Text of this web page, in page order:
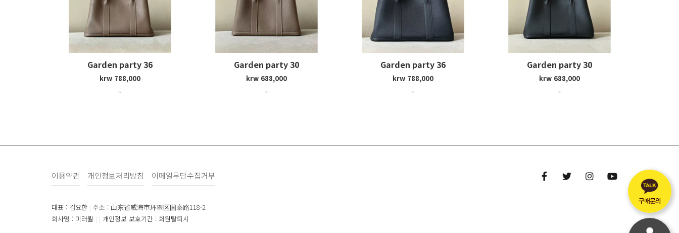
Garden party 36
krw 788,000
~
Garden party 30
krw 688,000
~
Garden party 36
krw 788,000
~
Garden party 30
krw 688,000
~
이용약관 개인정보처리방침 이메일무단수집거부
대표 : 김요한 | 주소 : 山东省威海市环翠区国泰路118-2
회사명 : 미러퀄 | | 개인정보 보호기간 : 회원탈퇴시
구매문의